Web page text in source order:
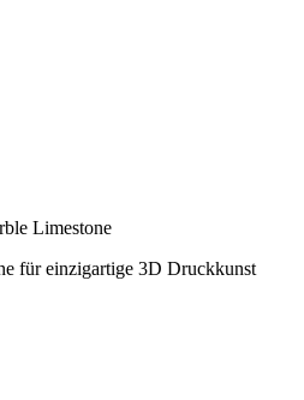
Limestone
für einzigartige 3D Druckkunst